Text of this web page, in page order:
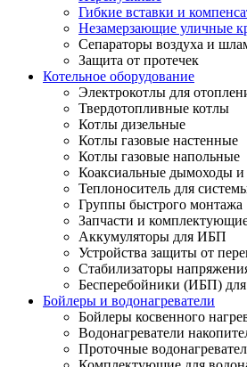
Гибкие вставки и
Незамерзающие уличные
Сепараторы воздуха и
Защита от протечек
Котельное оборудование
Электрокотлы для
Твердотопливные котлы
Котлы дизельные
Котлы газовые настенные
Котлы газовые напольные
Коаксиальные дымоходы
Теплоноситель для
Группы быстрого монтажа
Запчасти и
Аккумуляторы для ИБП
Устройства защиты от
Стабилизаторы
Бесперебойники (ИБП)
Бойлеры и водонагреватели
Бойлеры косвенного
Водонагреватели
Проточные